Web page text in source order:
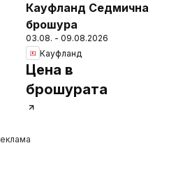
Кауфланд Седмична
брошура
03.08. - 09.08.2026
Кауфланд
Цена в
брошурата